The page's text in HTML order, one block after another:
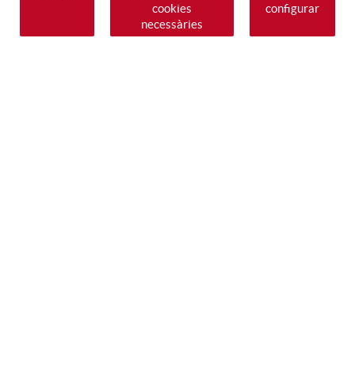
cookies
necessàries
configurar